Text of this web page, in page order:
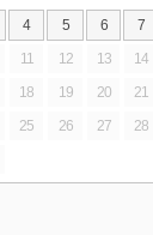
4 5 6 7
11 12 13 14
18 19 20 21
25 26 27 28